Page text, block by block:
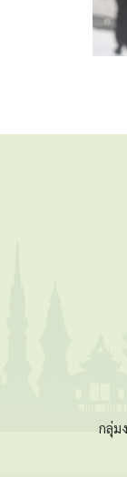
กลุ่ม